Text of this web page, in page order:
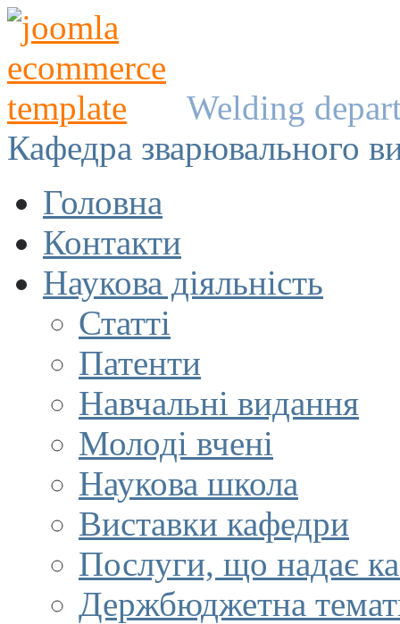
Welding
Кафедра зварювального
Головна
Контакти
Наукова діяльність
Статті
Патенти
Навчальні видання
Молоді вчені
Наукова школа
Виставки кафедри
Послуги, що надає
Держбюджетна